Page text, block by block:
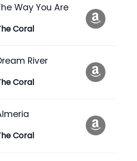
Way You Are
Coral
River
Coral
Coral